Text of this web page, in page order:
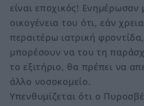
είναι εποχικός! Ενημέρωσαν
οικογένεια του ότι, εάν
περαιτέρω ιατρική
μπορέσουν να του τη
το εξιτήριο, θα πρέπει να
άλλο νοσοκομείο.
Υπενθυμίζεται ότι ο